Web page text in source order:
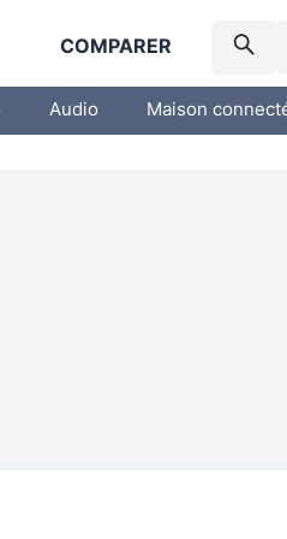
COMPARER
Audio Maison